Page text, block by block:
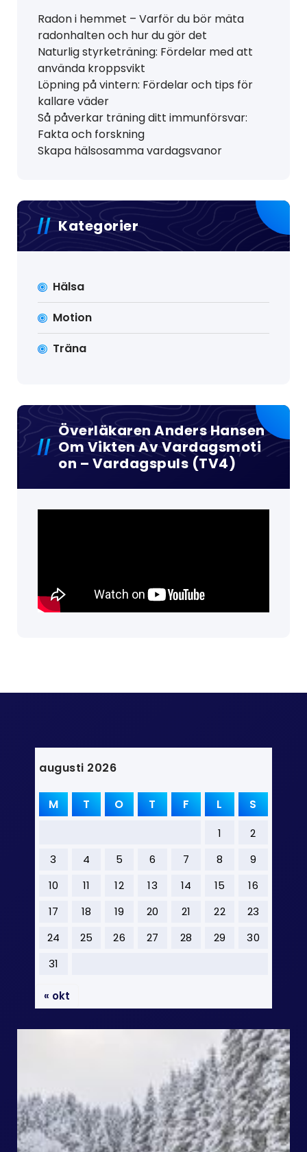
Radon i hemmet – Varför du bör mäta
radonhalten och hur du gör det
Naturlig styrketräning: Fördelar med att
använda kroppsvikt
Löpning på vintern: Fördelar och tips för
kallare väder
Så påverkar träning ditt immunförsvar:
Fakta och forskning
Skapa hälsosamma vardagsvanor
Kategorier
Hälsa
Motion
Träna
Överläkaren Anders Hansen
Om Vikten Av Vardagsmoti
On – Vardagspuls (TV4)
augusti 2026
M T O T F L S
1
2
3
4 5 6 7 8
9
10
11 12 13 14 15
16
17
18 19 20 21 22
23
24
25 26 27 28 29
30
31
« okt